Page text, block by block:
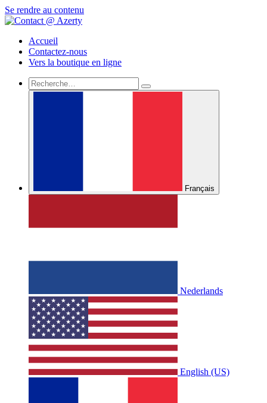
Se rendre au contenu
Accueil
Contactez-nous
Vers la boutique en ligne
Français
Nederlands
English (US)